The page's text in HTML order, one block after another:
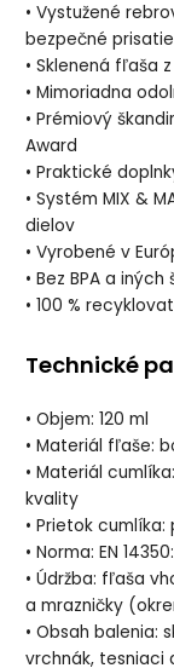
• Vystužené
bezpečné prisatie
• Sklenená fľaša
• Mimoriadna
• Prémiový
Award
• Praktické
• Systém MIX &
dielov
• Vyrobené v
• Bez BPA a
• 100 %
Technické
• Objem: 120 ml
• Materiál fľaše:
• Materiál
kvality
• Prietok cumlíka:
• Norma: EN
• Údržba: fľaša
a mrazničky
• Obsah balenia:
vrchnák, tesniaci